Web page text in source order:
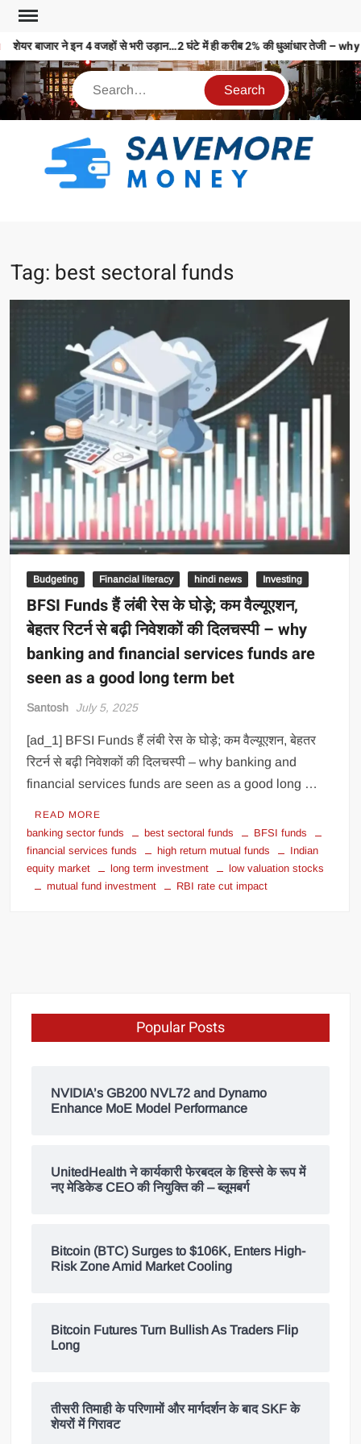
शेयर बाजार ने इन 4 वजहों से भरी उड़ान…2 घंटे में ही करीब 2% की धुआंधार
Tag: best sectoral funds
Budgeting Financial literacy hindi news Investing
BFSI Funds हैं लंबी रेस के घोड़े; कम वैल्यूएशन,
बेहतर रिटर्न से बढ़ी निवेशकों की दिलचस्पी – why
banking and financial services funds are
seen as a good long term bet
Santosh July 5, 2025
[ad_1] BFSI Funds हैं लंबी रेस के घोड़े; कम वैल्यूएशन, बेहतर
रिटर्न से बढ़ी निवेशकों की दिलचस्पी – why banking and
financial services funds are seen as a good long …
READ MORE
banking sector funds best sectoral funds
BFSI funds
financial services funds
high return mutual funds
Indian
equity market
long term investment
low valuation stocks
mutual fund investment
RBI rate cut impact
Popular Posts
NVIDIA’s GB200 NVL72 and Dynamo
Enhance MoE Model Performance
UnitedHealth ने कार्यकारी फेरबदल के हिस्से के रूप में
नए मेडिकेड CEO की नियुक्ति की – ब्लूमबर्ग
Bitcoin (BTC) Surges to $106K, Enters High-
Risk Zone Amid Market Cooling
Bitcoin Futures Turn Bullish As Traders Flip
Long
तीसरी तिमाही के परिणामों और मार्गदर्शन के बाद SKF के
शेयरों में गिरावट